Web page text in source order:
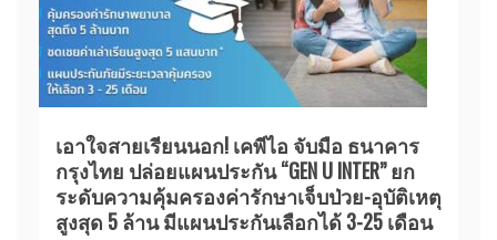
เอาใจสายเรียนนอก! เคพีไอ จับมือ ธนาคาร
กรุงไทย ปล่อยแผนประกัน “GEN U INTER” ยก
ระดับความคุ้มครองค่ารักษาเจ็บป่วย-อุบัติเหตุ
สูงสุด 5 ล้าน มีแผนประกันเลือกได้ 3-25 เดือน